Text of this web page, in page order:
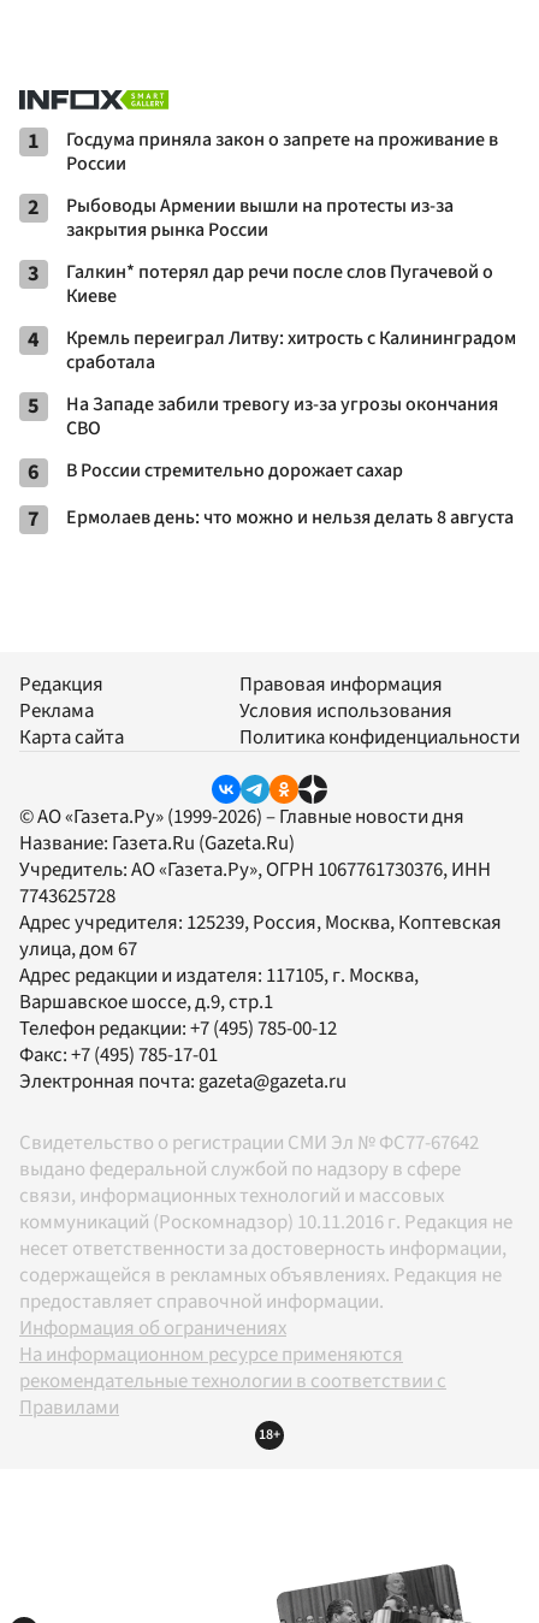
1
Госдума приняла закон о запрете на проживание в
России
2
Рыбоводы Армении вышли на протесты из-за
закрытия рынка России
3
Галкин* потерял дар речи после слов Пугачевой о
Киеве
4
Кремль переиграл Литву: хитрость с Калининградом
сработала
5
На Западе забили тревогу из-за угрозы окончания
СВО
6 В России стремительно дорожает сахар
7 Ермолаев день: что можно и нельзя делать 8 августа
Редакция
Реклама
Карта сайта
Правовая информация
Условия использования
Политика конфиденциальности
© АО «Газета.Ру» (1999-2026) – Главные новости дня
Название: Газета.Ru (Gazeta.Ru)
Учредитель:АО «Газета.Ру», ОГРН 1067761730376, ИНН
7743625728
Адрес учредителя: 125239, Россия, Москва, Коптевская
улица, дом 67
Адрес редакции и издателя: 117105, г. Москва,
Варшавское шоссе, д.9, стр.1
Телефон редакции:+7 (495) 785-00-12
Факс:+7 (495) 785-17-01
Электронная почта:gazeta@gazeta.ru
Свидетельство о регистрации СМИ Эл № ФС77-67642
выдано федеральной службой по надзору в сфере
связи, информационных технологий и массовых
коммуникаций (Роскомнадзор) 10.11.2016 г. Редакция не
несет ответственности за достоверность информации,
содержащейся в рекламных объявлениях. Редакция не
предоставляет справочной информации.
Информация об ограничениях
На информационном ресурсе применяются
рекомендательные технологии в соответствии с
Правилами
18+